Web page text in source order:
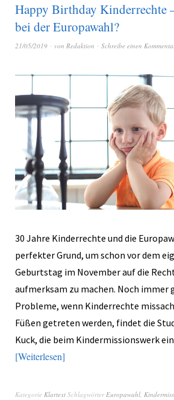
Happy Birthday Kinderrechte
bei der Europawahl?
21/05/2019 von Redaktion Schreibe einen
30 Jahre Kinderrechte und die
perfekter Grund, um schon vor dem
Geburtstag im November auf die
aufmerksam zu machen. Noch immer
Probleme, wenn Kinderrechte
Füßen getreten werden, findet die
Kuck, die beim Kindermissionswerk
Weiterlesen
Kategorie Klartext SchlagwörterEuropawahl,